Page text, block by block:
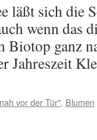
läßt sich die
wenn das
Biotop ganz
Jahreszeit
vor der Tür", Blumen